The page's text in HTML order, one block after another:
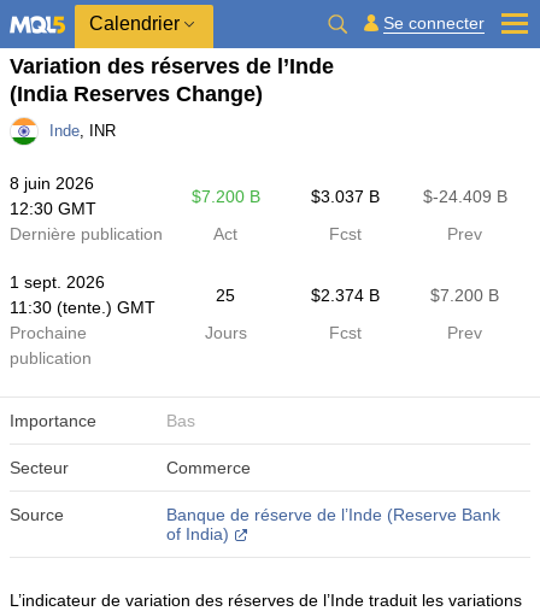
Calendrier Se connecter
Variation des réserves de l’Inde
(India Reserves Change)
Inde, INR
8 juin 2026
12:30 GMT
$​7.200 B $​3.037 B
$​-24.409 B
Dernière publication
Act Fcst Prev
1 sept. 2026
11:30 (tente.) GMT
25 $​2.374 B
$​7.200 B
Prochaine
publication
Jours Fcst Prev
Importance Bas
Secteur Commerce
Source
Banque de réserve de l’Inde (Reserve Bank
of India)
L’indicateur de variation des réserves de l’Inde traduit les variations